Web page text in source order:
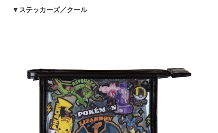
▼ ステッカーズ／クール